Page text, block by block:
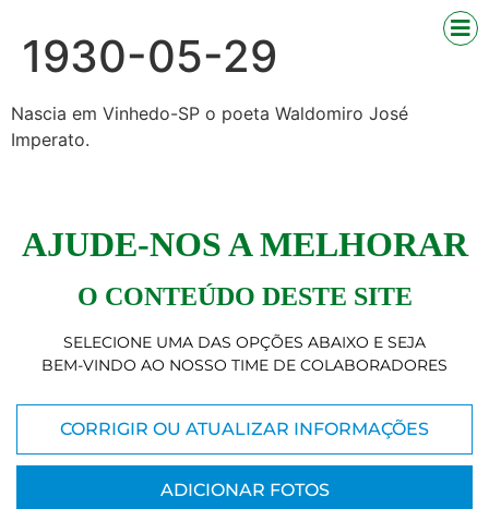
1930-05-29
Nascia em Vinhedo-SP o poeta Waldomiro José
Imperato.
AJUDE-NOS A MELHORAR
O CONTEÚDO DESTE SITE
SELECIONE UMA DAS OPÇÕES ABAIXO E SEJA
BEM-VINDO AO NOSSO TIME DE COLABORADORES
CORRIGIR OU ATUALIZAR INFORMAÇÕES
ADICIONAR FOTOS